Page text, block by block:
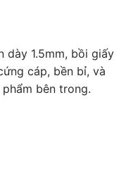
dày 1.5mm, bồi giấy
cáp, bền bỉ, và
bên trong.